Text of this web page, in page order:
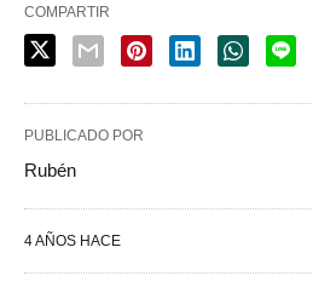
COMPARTIR
PUBLICADO POR
Rubén
4 AÑOS HACE